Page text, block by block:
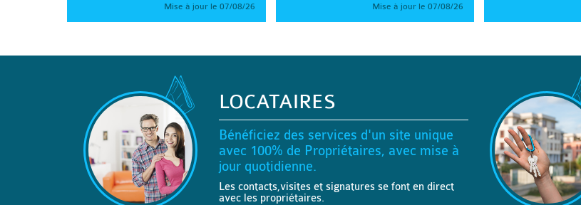
Mise à jour le 07/08/26 Mise à jour le 07/08/26
LOCATAIRES
Bénéficiez des services d'un site unique
avec 100% de Propriétaires, avec mise à
jour quotidienne.
Les contacts,visites et signatures se font en direct
avec les propriétaires.